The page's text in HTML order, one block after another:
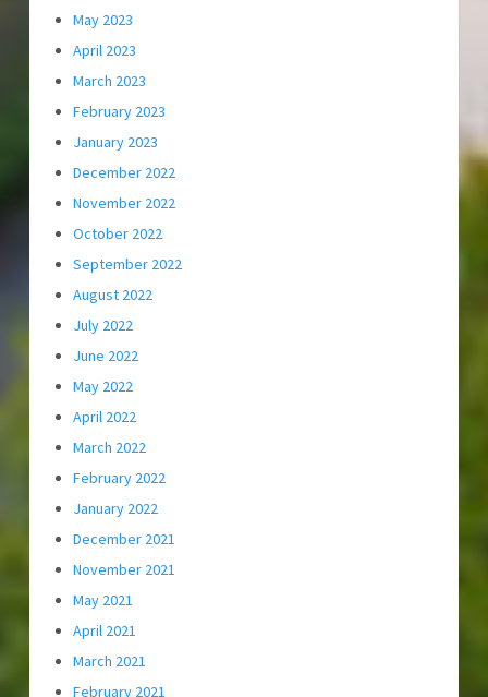
May 2023
April 2023
March 2023
February 2023
January 2023
December 2022
November 2022
October 2022
September 2022
August 2022
July 2022
June 2022
May 2022
April 2022
March 2022
February 2022
January 2022
December 2021
November 2021
May 2021
April 2021
March 2021
February 2021